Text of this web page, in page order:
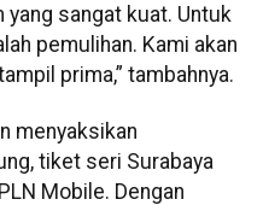
yang sangat kuat. Untuk
pemulihan. Kami akan
prima,” tambahnya.
menyaksikan
tiket seri Surabaya
Mobile. Dengan